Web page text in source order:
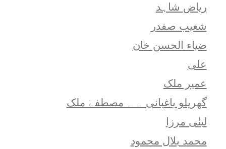
ریاض شاہد
شعيب صفدر
ضیاء الحسن خان
علی
عمیر ملک
گھریلو باغبانی ۔ ۔ مصطفےٰ ملک
لبنٰی مرزا
محمد بلال محمود